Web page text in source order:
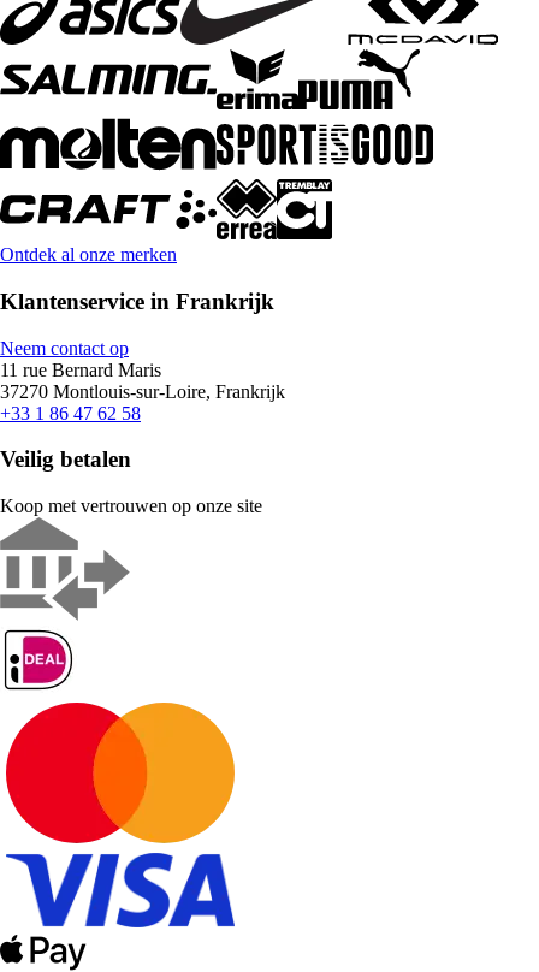
Ontdek al onze merken
Klantenservice in Frankrijk
Neem contact op
11 rue Bernard Maris
37270 Montlouis-sur-Loire, Frankrijk
+33 1 86 47 62 58
Veilig betalen
Koop met vertrouwen op onze site